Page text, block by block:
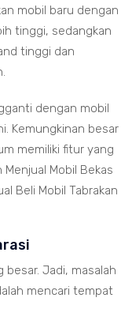
mobil baru dengan
tinggi, sedangkan
tinggi dan
dengan mobil
Kemungkinan besar
memiliki fitur yang
Mobil Bekas
Beli Mobil Tabrakan
besar. Jadi, masalah
mencari tempat